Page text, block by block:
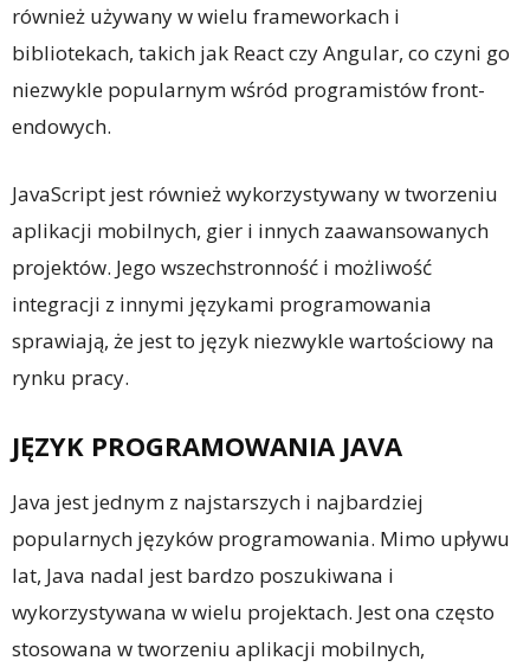
również używany w wielu frameworkach i
bibliotekach, takich jak React czy Angular, co czyni go
niezwykle popularnym wśród programistów front-
endowych.
JavaScript jest również wykorzystywany w tworzeniu
aplikacji mobilnych, gier i innych zaawansowanych
projektów. Jego wszechstronność i możliwość
integracji z innymi językami programowania
sprawiają, że jest to język niezwykle wartościowy na
rynku pracy.
JĘZYK PROGRAMOWANIA JAVA
Java jest jednym z najstarszych i najbardziej
popularnych języków programowania. Mimo upływu
lat, Java nadal jest bardzo poszukiwana i
wykorzystywana w wielu projektach. Jest ona często
stosowana w tworzeniu aplikacji mobilnych,